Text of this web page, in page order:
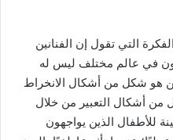
التي تقول إن الفنانين
في عالم مختلف ليس له
هو شكل من أشكال الانخراط
من أشكال التعبير من خلال
للأطفال الذين يواجهون